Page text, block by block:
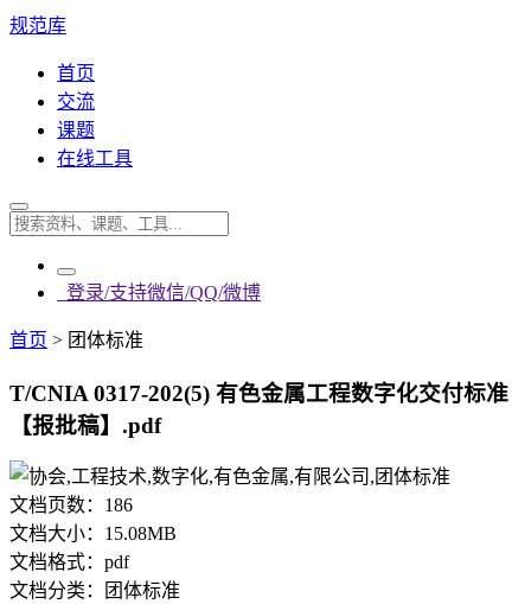
规范库
首页
交流
课题
在线工具
登录/支持微信/QQ/微博
首页 > 团体标准
T/CNIA 0317-202(5) 有色金属工程数字化交付标准
【报批稿】.pdf
文档页数： 186
文档大小： 15.08MB
文档格式： pdf
文档分类：
团体标准